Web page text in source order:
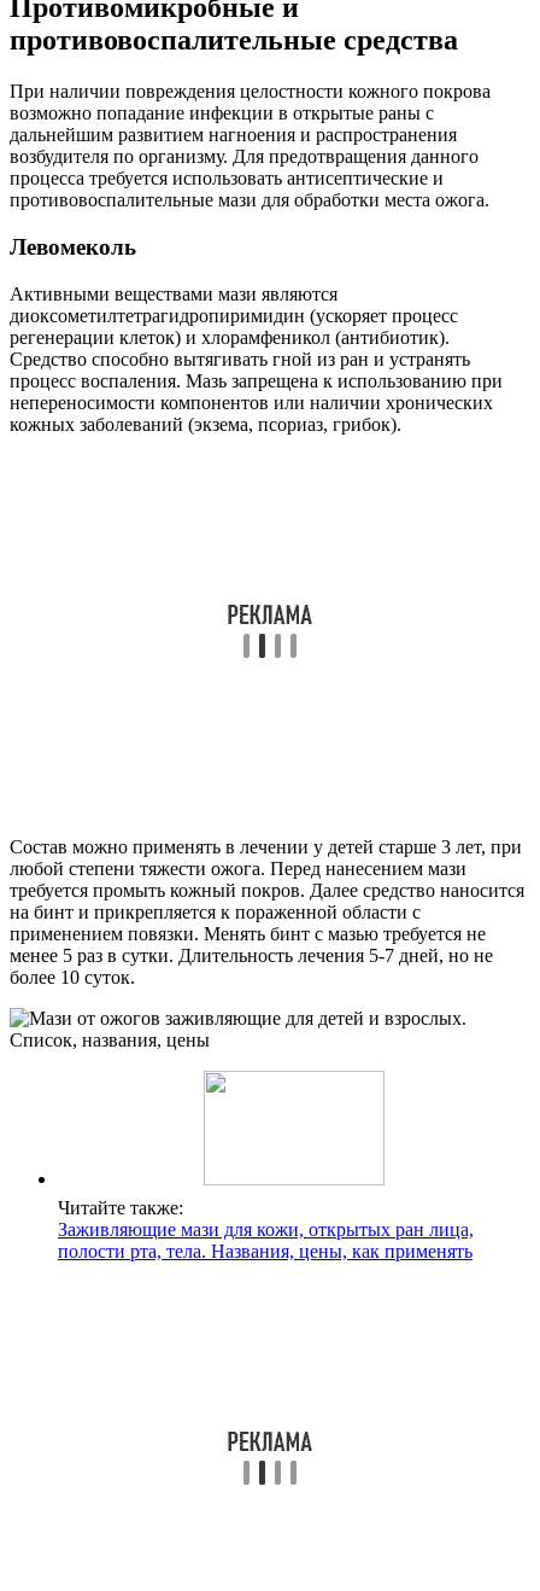
Противомикробные и
противовоспалительные средства
При наличии повреждения целостности кожного покрова
возможно попадание инфекции в открытые раны с
дальнейшим развитием нагноения и распространения
возбудителя по организму. Для предотвращения данного
процесса требуется использовать антисептические и
противовоспалительные мази для обработки места ожога.
Левомеколь
Активными веществами мази являются
диоксометилтетрагидропиримидин (ускоряет процесс
регенерации клеток) и хлорамфеникол (антибиотик).
Средство способно вытягивать гной из ран и устранять
процесс воспаления. Мазь запрещена к использованию при
непереносимости компонентов или наличии хронических
кожных заболеваний (экзема, псориаз, грибок).
Состав можно применять в лечении у детей старше 3 лет, при
любой степени тяжести ожога. Перед нанесением мази
требуется промыть кожный покров. Далее средство наносится
на бинт и прикрепляется к пораженной области с
применением повязки. Менять бинт с мазью требуется не
менее 5 раз в сутки. Длительность лечения 5-7 дней, но не
более 10 суток.
Читайте также:
Заживляющие мази для кожи, открытых ран лица,
полости рта, тела. Названия, цены, как применять